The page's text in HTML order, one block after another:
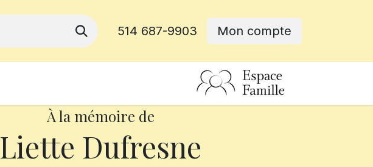
514 687-9903 Mon compte
À la mémoire de
Liette Dufresne